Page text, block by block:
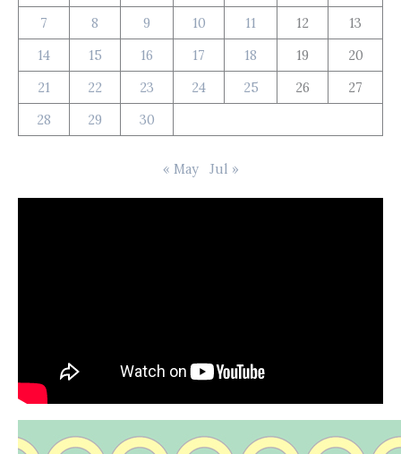
7 8 9 10 11 12
13
14
15 16 17 18 19
20
21
22 23 24 25 26
27
28
29 30
« May Jul »